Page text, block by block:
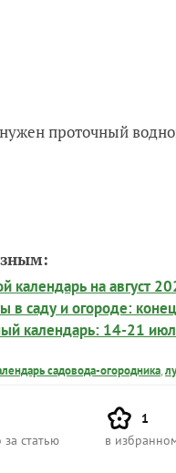
проточный
календарь на август
в саду и огороде:
календарь: 14-21
садовода-огородника,
за статью
1
в